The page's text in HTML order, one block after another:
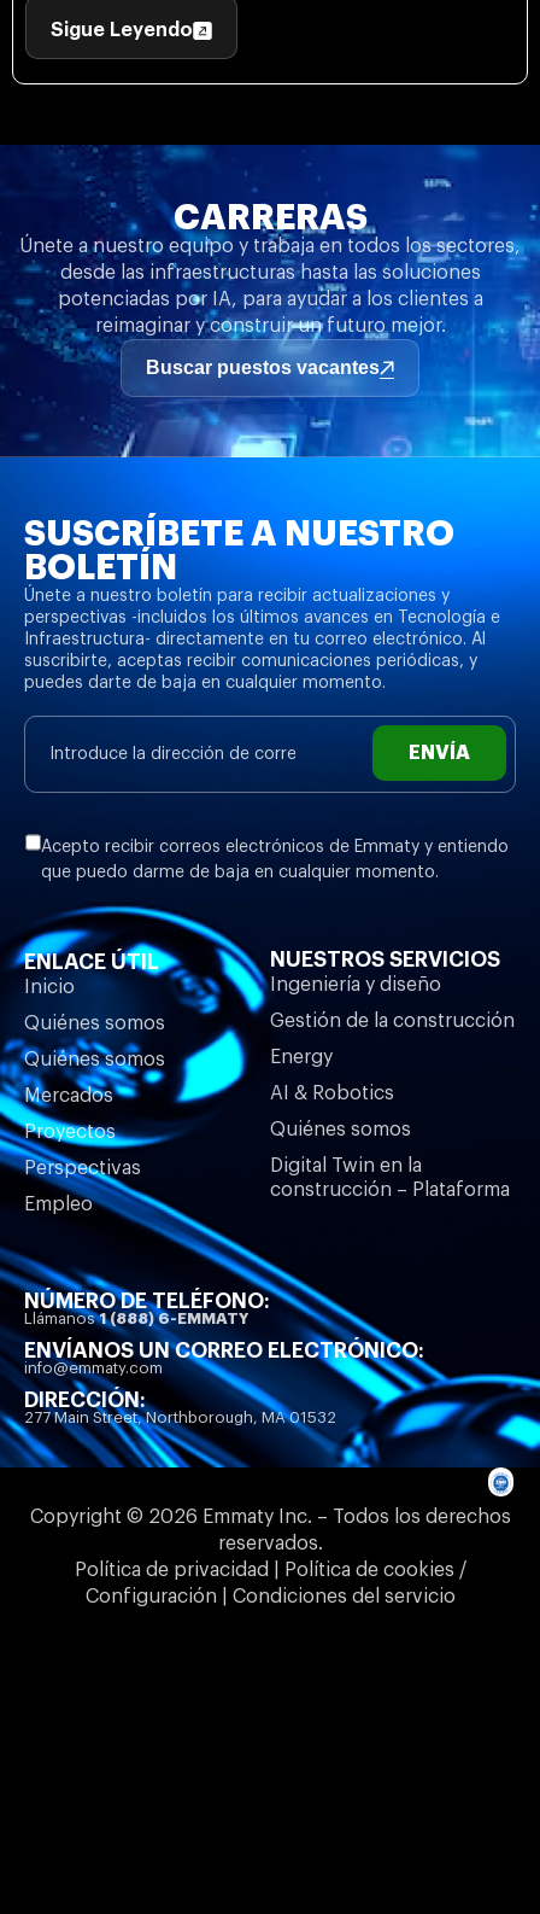
Sigue Leyendo
CARRERAS
Únete a nuestro equipo y trabaja en todos los sectores,
desde las infraestructuras hasta las soluciones
potenciadas por IA, para ayudar a los clientes a
reimaginar y construir un futuro mejor.
Buscar puestos vacantes
SUSCRÍBETE A NUESTRO
BOLETÍN
Únete a nuestro boletín para recibir actualizaciones y
perspectivas -incluidos los últimos avances en Tecnología e
Infraestructura- directamente en tu correo electrónico. Al
suscribirte, aceptas recibir comunicaciones periódicas, y
puedes darte de baja en cualquier momento.
Acepto recibir correos electrónicos de Emmaty y entiendo
que puedo darme de baja en cualquier momento.
ENVÍA
ENLACE ÚTIL
Inicio
Quiénes somos
Quiénes somos
Mercados
Proyectos
Perspectivas
Empleo
NUESTROS SERVICIOS
Ingeniería y diseño
Gestión de la construcción
Energy
AI & Robotics
Quiénes somos
Digital Twin en la
construcción – Plataforma
NÚMERO DE TELÉFONO:
Llámanos1 (888) 6-EMMATY
ENVÍANOS UN CORREO ELECTRÓNICO:
info@emmaty.com
DIRECCIÓN:
277 Main Street, Northborough, MA 01532
Copyright © 2026 Emmaty Inc. – Todos los derechos
reservados.
Política de privacidad | Política de cookies /
Configuración | Condiciones del servicio